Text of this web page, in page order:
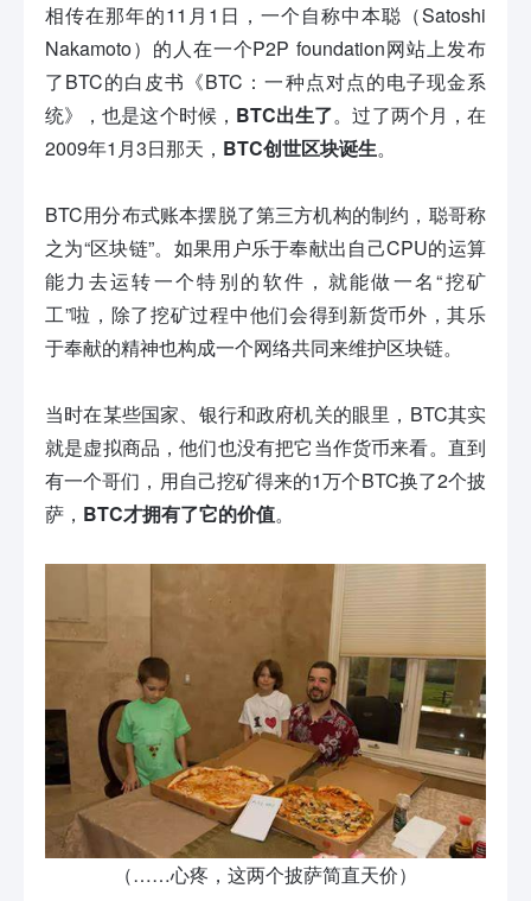
相传在那年的11月1日，一个自称中本聪（Satoshi
Nakamoto）的人在一个P2P foundation网站上发布
了BTC的白皮书《BTC：一种点对点的电子现金系
统》，也是这个时候， BTC出生了。过了两个月，在
2009年1月3日那天， BTC创世区块诞生。
BTC用分布式账本摆脱了第三方机构的制约，聪哥称
之为“区块链”。如果用户乐于奉献出自己CPU的运算
能力去运转一个特别的软件，就能做一名“挖矿
工”啦，除了挖矿过程中他们会得到新货币外，其乐
于奉献的精神也构成一个网络共同来维护区块链。
当时在某些国家、银行和政府机关的眼里，BTC其实
就是虚拟商品，他们也没有把它当作货币来看。直到
有一个哥们，用自己挖矿得来的1万个BTC换了2个披
萨， BTC才拥有了它的价值。
（……心疼，这两个披萨简直天价）